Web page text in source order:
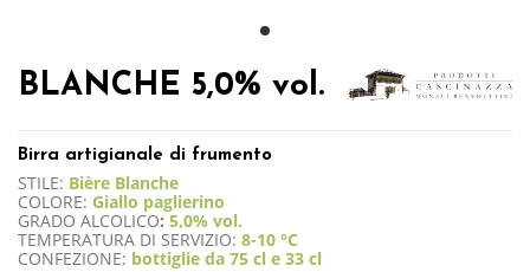
BLANCHE 5,0% vol.
Birra artigianale di frumento
STILE: Bière Blanche
COLORE: Giallo paglierino
GRADO ALCOLICO: 5,0% vol.
TEMPERATURA DI SERVIZIO: 8-10 °C
CONFEZIONE: bottiglie da 75 cl e 33 cl